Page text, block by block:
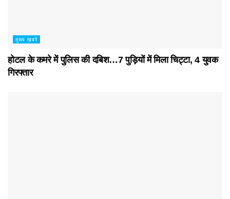
मुख्य ख़बरें
होटल के कमरे में पुलिस की दबिश…7 पुड़ियाें में मिला चिट्टा, 4 युवक
गिरफ्तार